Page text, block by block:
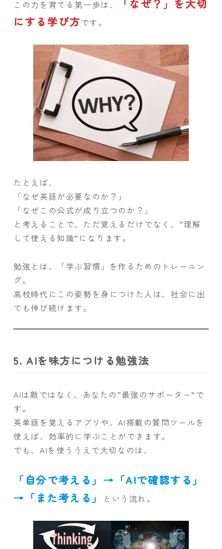
この力を育てる第一歩は、
「なぜ？」を大切
にする学び方です。
たとえば、
「なぜ英語が必要なのか？」
「なぜこの公式が成り立つのか？」
と考えることで、ただ覚えるだけでなく、“理解
して使える知識”になります。
勉強とは、「学ぶ習慣」を作るためのトレーニン
グ。
高校時代にこの姿勢を身につけた人は、社会に出
ても伸び続けます。
5. AIを味方につける勉強法
AIは敵ではなく、あなたの“最強のサポーター”で
す。
英単語を覚えるアプリや、AI搭載の質問ツールを
使えば、効率的に学ぶことができます。
でも、AIを使ううえで大切なのは、
「自分で考える」→「AIで確認する」
→「また考える」
という流れ。